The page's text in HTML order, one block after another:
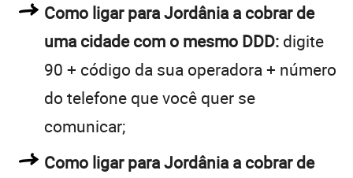
Como ligar para Jordânia a cobrar de
uma cidade com o mesmo DDD: digite
90 + código da sua operadora + número
do telefone que você quer se
comunicar;
Como ligar para Jordânia a cobrar de